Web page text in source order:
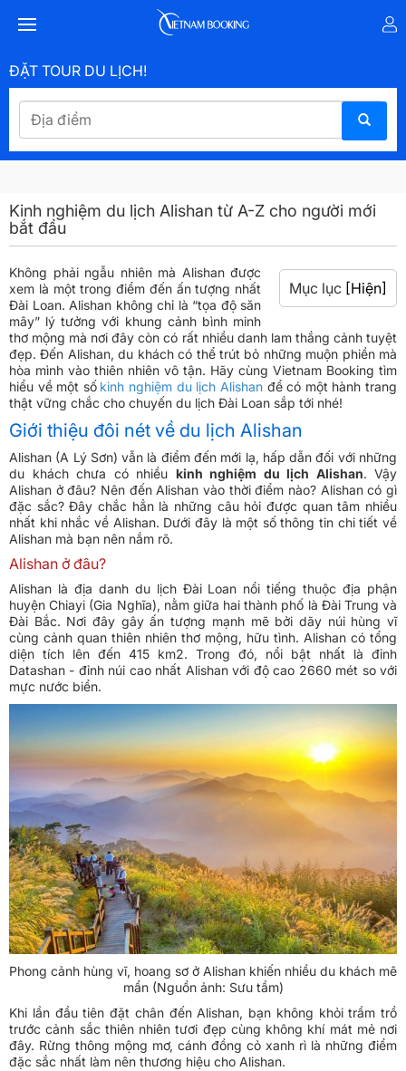
ĐẶT TOUR DU LỊCH!
Kinh nghiệm du lịch Alishan từ A-Z cho người mới
bắt đầu
Mục lục [Hiện]
Không phải ngẫu nhiên mà Alishan được
xem là một trong điểm đến ấn tượng nhất
Đài Loan. Alishan không chỉ là “tọa độ săn
mây” lý tưởng với khung cảnh bình minh
thơ mộng mà nơi đây còn có rất nhiều danh lam thắng cảnh tuyệt
đẹp. Đến Alishan, du khách có thể trút bỏ những muộn phiền mà
hòa mình vào thiên nhiên vô tận. Hãy cùng Vietnam Booking tìm
hiểu về một số kinh nghiệm du lịch Alishanđể có một hành trang
thật vững chắc cho chuyến du lịch Đài Loan sắp tới nhé!
Giới thiệu đôi nét về du lịch Alishan
Alishan (A Lý Sơn) vẫn là điểm đến mới lạ, hấp dẫn đối với những
du khách chưa có nhiều kinh nghiệm du lịch Alishan. Vậy
Alishan ở đâu? Nên đến Alishan vào thời điểm nào? Alishan có gì
đặc sắc? Đây chắc hẳn là những câu hỏi được quan tâm nhiều
nhất khi nhắc về Alishan. Dưới đây là một số thông tin chi tiết về
Alishan mà bạn nên nắm rõ.
Alishan ở đâu?
Alishan là địa danh du lịch Đài Loan nổi tiếng thuộc địa phận
huyện Chiayi (Gia Nghĩa), nằm giữa hai thành phố là Đài Trung và
Đài Bắc. Nơi đây gây ấn tượng mạnh mẽ bởi dãy núi hùng vĩ
cùng cảnh quan thiên nhiên thơ mộng, hữu tình. Alishan có tổng
diện tích lên đến 415 km2. Trong đó, nổi bật nhất là đỉnh
Datashan - đỉnh núi cao nhất Alishan với độ cao 2660 mét so với
mực nước biển.
Phong cảnh hùng vĩ, hoang sơ ở Alishan khiến nhiều du khách mê
mẩn (Nguồn ảnh: Sưu tầm)
Khi lần đầu tiên đặt chân đến Alishan, bạn không khỏi trầm trồ
trước cảnh sắc thiên nhiên tươi đẹp cùng không khí mát mẻ nơi
đây. Rừng thông mộng mơ, cánh đồng cỏ xanh rì là những điểm
đặc sắc nhất làm nên thương hiệu cho Alishan.